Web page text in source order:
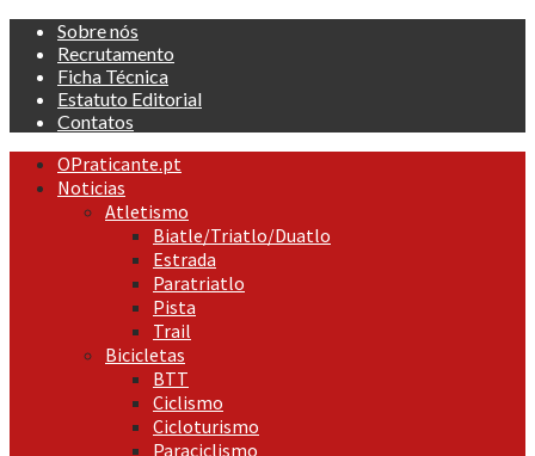
Skip
content
Sobre nós
Recrutamento
Ficha Técnica
Estatuto Editorial
Contatos
Primary
Menu
OPraticante.pt
Noticias
Atletismo
Biatle/Triatlo/Duatlo
Estrada
Paratriatlo
Pista
Trail
Bicicletas
BTT
Ciclismo
Cicloturismo
Paraciclismo